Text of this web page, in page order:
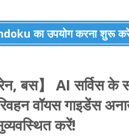
का उपयोग करना शुरू
बस】 AI सर्विस के
वॉयस गाइडेंस
करें!